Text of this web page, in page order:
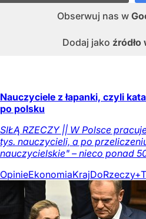
Obserwuj nas w
Dodaj jako źródło
Nauczyciele z łapanki, czyli
po polsku
SIŁĄ RZECZY || W Polsce
tys. nauczycieli, a po
nauczycielskie" – nieco ponad
OpinieEkonomiaKrajDoRzeczy+